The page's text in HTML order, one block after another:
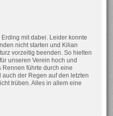
mit dabei. Leider konnte
nicht starten und Kilian
vorzeitig beenden. So hielten
unseren Verein hoch und
Rennen führte durch eine
der Regen auf den letzten
trüben. Alles in allem eine